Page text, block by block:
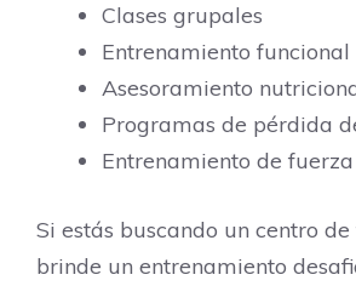
Clases grupales
Entrenamiento funcional
Asesoramiento
Programas de pérdida
Entrenamiento de fuerza
Si estás buscando un centro
brinde un entrenamiento